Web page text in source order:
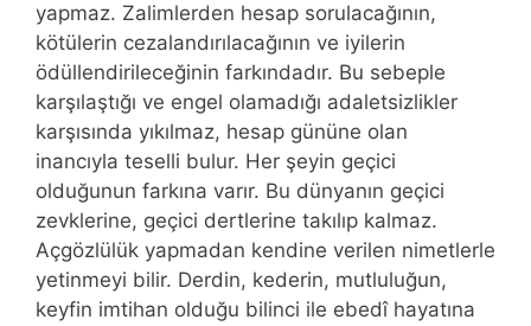
yapmaz. Zalimlerden hesap sorulacağının,
kötülerin cezalandırılacağının ve iyilerin
ödüllendirileceğinin farkındadır. Bu sebeple
karşılaştığı ve engel olamadığı adaletsizlikler
karşısında yıkılmaz, hesap gününe olan
inancıyla teselli bulur. Her şeyin geçici
olduğunun farkına varır. Bu dünyanın geçici
zevklerine, geçici dertlerine takılıp kalmaz.
Açgözlülük yapmadan kendine verilen nimetlerle
yetinmeyi bilir. Derdin, kederin, mutluluğun,
keyfin imtihan olduğu bilinci ile ebedî hayatına